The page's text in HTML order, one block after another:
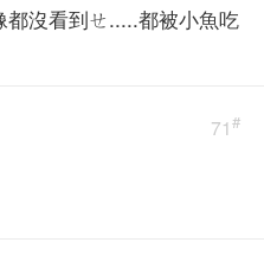
沒看到ㄝ.....都被小魚吃
71#